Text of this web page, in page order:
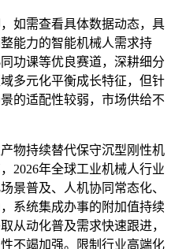
需查看具体数据动态，具
能力的智能机械人需求持
功课等优良赛道，深耕细分
多元化平衡成长特征，但针
的适配性较弱，市场供给不
持续替代保守沉型刚性机
2026年全球工业机械人行业
景普及、人机协同常态化、
系统集成办事的附加值持续
从动化普及需求快速跟进，
不竭加强。限制行业高端化